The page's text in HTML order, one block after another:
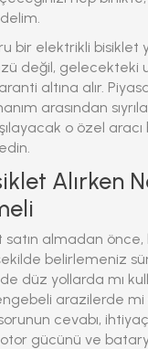
bir elektrikli bisiklet
değil, gelecekteki
altına alır.
arasından
o özel aracı
Alırken
satın almadan önce,
belirlemeniz
düz yollarda mı
arazilerde mi
cevabı,
gücünü ve